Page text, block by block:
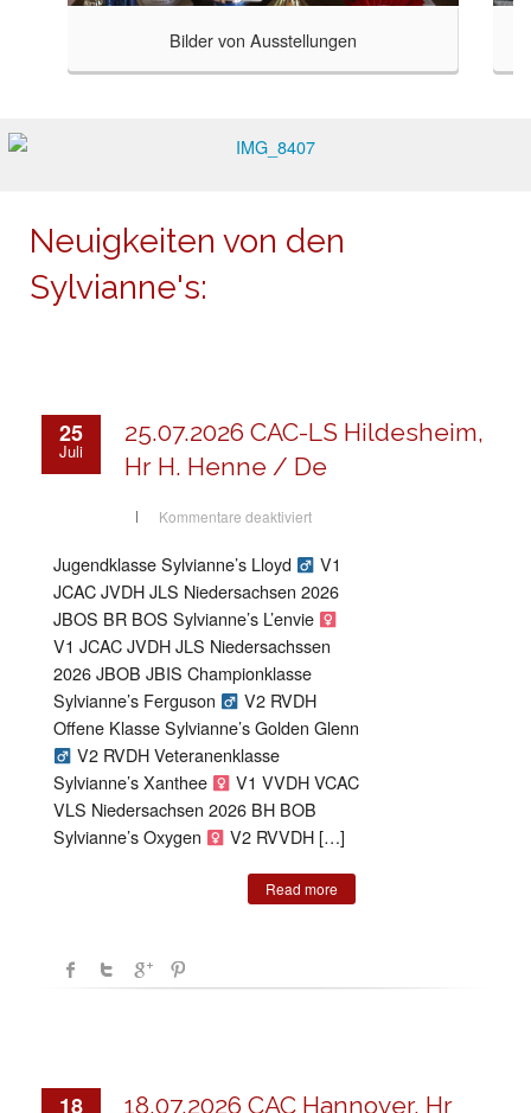
WEITER GEHT ES HIER...
Bilder von Ausstellungen
Neuigkeiten von den
Sylvianne's:
25
Juli
25.07.2026 CAC-LS Hildesheim,
Hr H. Henne / De
Kommentare deaktiviertfür
LS
Hildesheim,
Hr
H.
Henne
/
De
Jugendklasse Sylvianne’s Lloyd
V1
JCAC JVDH JLS Niedersachsen 2026
JBOS BR BOS Sylvianne’s L’envie
V1 JCAC JVDH JLS Niedersachssen
2026 JBOB JBIS Championklasse
Sylvianne’s Ferguson
V2 RVDH
Offene Klasse Sylvianne’s Golden Glenn
V2 RVDH Veteranenklasse
Sylvianne’s Xanthee
V1 VVDH VCAC
VLS Niedersachsen 2026 BH BOB
Sylvianne’s Oxygen
V2 RVVDH […]
Read more
18 18.07.2026 CAC Hannover, Hr